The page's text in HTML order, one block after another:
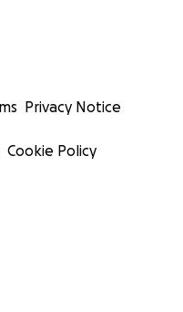
Privacy Notice
Cookie Policy